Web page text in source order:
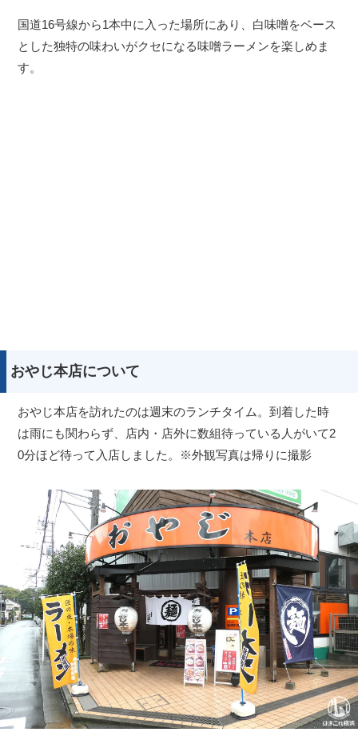
国道16号線から1本中に入った場所にあり、白味噌をベース
とした独特の味わいがクセになる味噌ラーメンを楽しめま
す。
おやじ本店について
おやじ本店を訪れたのは週末のランチタイム。到着した時
は雨にも関わらず、店内・店外に数組待っている人がいて2
0分ほど待って入店しました。※外観写真は帰りに撮影